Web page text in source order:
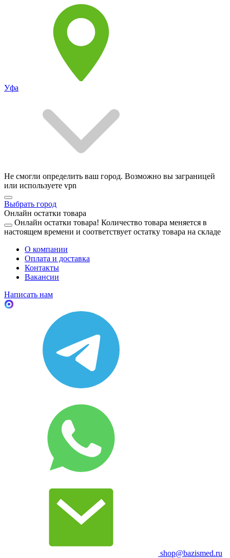
Уфа
Не смогли определить ваш город. Возможно вы заграницей
или используете vpn
Выбрать город
Онлайн остатки товара
Онлайн остатки товара! Количество товара меняется в
настоящем времени и соответствует остатку товара на складе
О компании
Оплата и доставка
Контакты
Вакансии
Написать нам
shop@bazismed.ru